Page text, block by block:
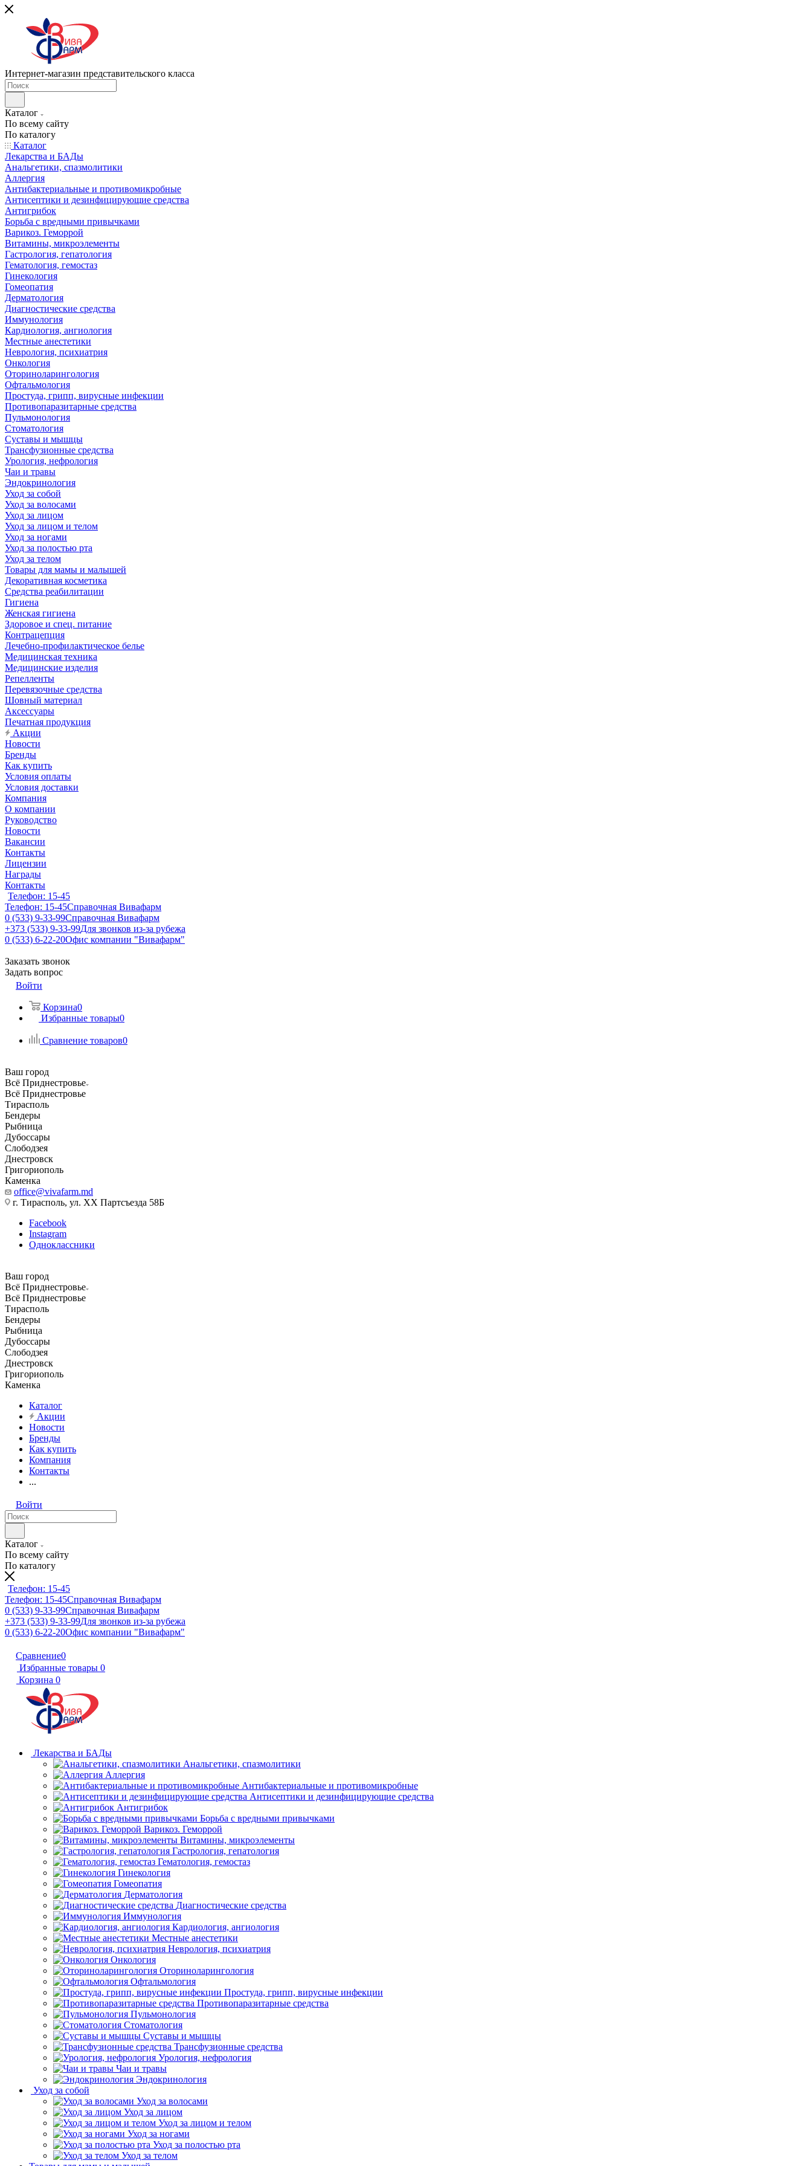
Интернет-магазин представительского класса
Каталог
По всему сайту
По каталогу
Каталог
Лекарства и БАДы
Анальгетики, спазмолитики
Аллергия
Антибактериальные и противомикробные
Антисептики и дезинфицирующие средства
Антигрибок
Борьба с вредными привычками
Варикоз. Геморрой
Витамины, микроэлементы
Гастрология, гепатология
Гематология, гемостаз
Гинекология
Гомеопатия
Дерматология
Диагностические средства
Иммунология
Кардиология, ангиология
Местные анестетики
Неврология, психиатрия
Онкология
Оториноларингология
Офтальмология
Простуда, грипп, вирусные инфекции
Противопаразитарные средства
Пульмонология
Стоматология
Суставы и мышцы
Трансфузионные средства
Урология, нефрология
Чаи и травы
Эндокринология
Уход за собой
Уход за волосами
Уход за лицом
Уход за лицом и телом
Уход за ногами
Уход за полостью рта
Уход за телом
Товары для мамы и малышей
Декоративная косметика
Средства реабилитации
Гигиена
Женская гигиена
Здоровое и спец. питание
Контрацепция
Лечебно-профилактическое белье
Медицинская техника
Медицинские изделия
Репелленты
Перевязочные средства
Шовный материал
Аксессуары
Печатная продукция
Акции
Новости
Бренды
Как купить
Условия оплаты
Условия доставки
Компания
О компании
Руководство
Новости
Вакансии
Контакты
Лицензии
Награды
Контакты
Телефон: 15-45
Телефон: 15-45Справочная Вивафарм
0 (533) 9-33-99Справочная Вивафарм
+373 (533) 9-33-99Для звонков из-за рубежа
0 (533) 6-22-20Офис компании "Вивафарм"
Заказать звонок
Задать вопрос
Войти
Корзина0
Избранные товары0
Сравнение товаров0
Ваш город
Всё Приднестровье
Всё Приднестровье
Тирасполь
Бендеры
Рыбница
Дубоссары
Слободзея
Днестровск
Григориополь
Каменка
office@vivafarm.md
г. Тирасполь, ул. ХХ Партсъезда 58Б
Facebook
Instagram
Одноклассники
Ваш город
Всё Приднестровье
Всё Приднестровье
Тирасполь
Бендеры
Рыбница
Дубоссары
Слободзея
Днестровск
Григориополь
Каменка
Каталог
Акции
Новости
Бренды
Как купить
Компания
Контакты
...
Войти
Каталог
По всему сайту
По каталогу
Телефон: 15-45
Телефон: 15-45Справочная Вивафарм
0 (533) 9-33-99Справочная Вивафарм
+373 (533) 9-33-99Для звонков из-за рубежа
0 (533) 6-22-20Офис компании "Вивафарм"
Сравнение0
Избранные товары 0
Корзина 0
Лекарства и БАДы
Анальгетики, спазмолитики
Аллергия
Антибактериальные и противомикробные
Антисептики и дезинфицирующие средства
Антигрибок
Борьба с вредными привычками
Варикоз. Геморрой
Витамины, микроэлементы
Гастрология, гепатология
Гематология, гемостаз
Гинекология
Гомеопатия
Дерматология
Диагностические средства
Иммунология
Кардиология, ангиология
Местные анестетики
Неврология, психиатрия
Онкология
Оториноларингология
Офтальмология
Простуда, грипп, вирусные инфекции
Противопаразитарные средства
Пульмонология
Стоматология
Суставы и мышцы
Трансфузионные средства
Урология, нефрология
Чаи и травы
Эндокринология
Уход за собой
Уход за волосами
Уход за лицом
Уход за лицом и телом
Уход за ногами
Уход за полостью рта
Уход за телом